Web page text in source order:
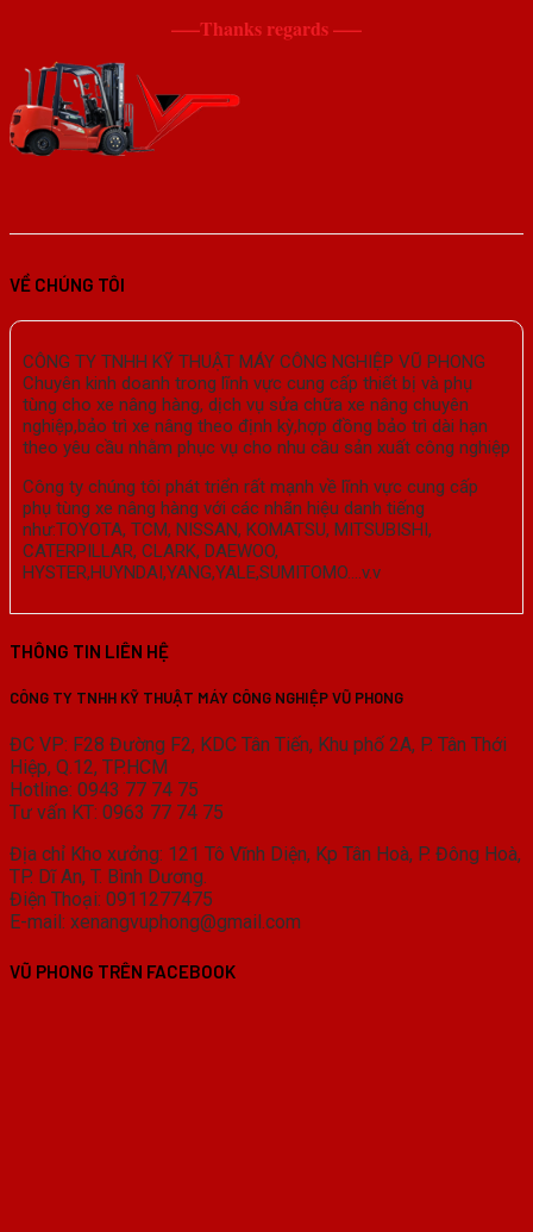
—–Thanks regards —–
VỀ CHÚNG TÔI
CÔNG TY TNHH KỸ THUẬT MÁY CÔNG NGHIỆP VŨ PHONG
Chuyên kinh doanh trong lĩnh vực cung cấp thiết bị và phụ
tùng cho xe nâng hàng, dịch vụ sửa chữa xe nâng chuyên
nghiệp,bảo trì xe nâng theo định kỳ,hợp đồng bảo trì dài hạn
theo yêu cầu nhằm phục vụ cho nhu cầu sản xuất công nghiệp
Công ty chúng tôi phát triển rất mạnh về lĩnh vực cung cấp
phụ tùng xe nâng hàng với các nhãn hiệu danh tiếng
như:TOYOTA, TCM, NISSAN, KOMATSU, MITSUBISHI,
CATERPILLAR, CLARK, DAEWOO,
HYSTER,HUYNDAI,YANG,YALE,SUMITOMO….v.v
THÔNG TIN LIÊN HỆ
CÔNG TY TNHH KỸ THUẬT MÁY CÔNG NGHIỆP VŨ PHONG
ĐC VP: F28 Đường F2, KDC Tân Tiến, Khu phố 2A, P. Tân Thới
Hiệp, Q.12, TP.HCM
Hotline: 0943 77 74 75
Tư vấn KT: 0963 77 74 75
Địa chỉ Kho xưởng: 121 Tô Vĩnh Diện, Kp Tân Hoà, P. Đông Hoà,
TP. Dĩ An, T. Bình Dương.
Điện Thoại: 0911277475
E-mail: xenangvuphong@gmail.com
VŨ PHONG TRÊN FACEBOOK